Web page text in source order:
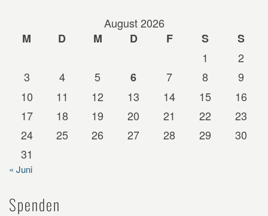
August 2026
M
D M D F S
S
1
2
3
4 5 6 7 8
9
10
11 12 13 14 15
16
17
18 19 20 21 22
23
24
25 26 27 28 29
30
31
« Juni
Spenden